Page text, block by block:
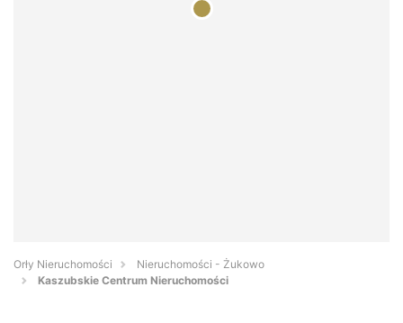
Orły Nieruchomości
Nieruchomości - Żukowo
Kaszubskie Centrum Nieruchomości